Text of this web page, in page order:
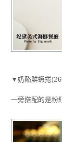
▼奶酪鮮蝦捲
一旁搭配的是粉